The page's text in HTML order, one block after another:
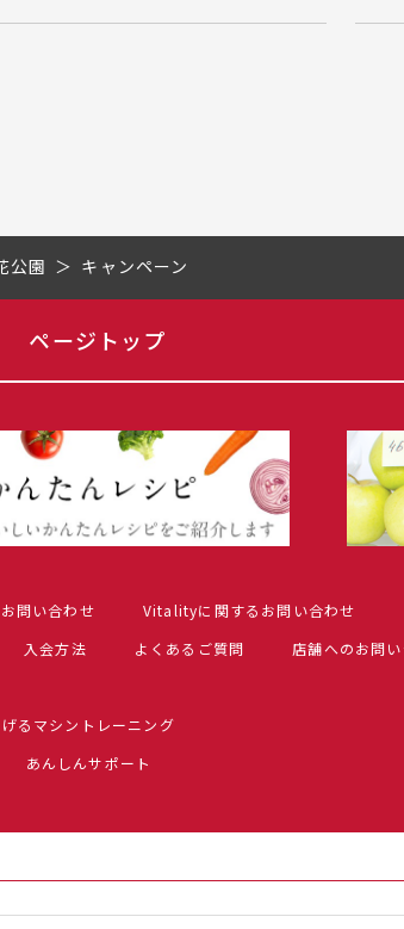
公園 キャンペーン
ページトップ
問い合わせ
Vitalityに関するお問い合わせ
入会方法 よくあるご質問 店舗へのお問
るマシントレーニング
あんしんサポート